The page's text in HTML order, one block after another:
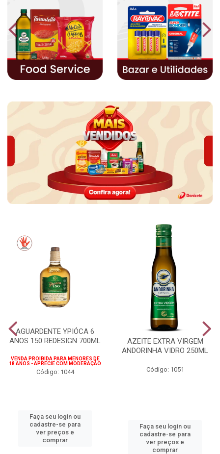
AGUARDENTE YPIÓCA 6
ANOS 150 REDESIGN 700ML
VENDA PROIBIDA PARA MENORES DE
18 ANOS - APRECIE COM MODERAÇÃO
Código: 1044
Faça seu login ou
cadastre-se para
ver preços e
comprar
AZEITE EXTRA VIRGEM
ANDORINHA VIDRO 250ML
Código: 1051
Faça seu login ou
cadastre-se para
ver preços e
comprar